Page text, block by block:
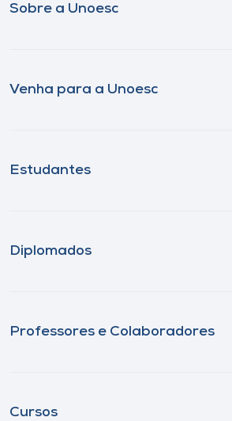
Sobre a Unoesc
Venha para a Unoesc
Estudantes
Diplomados
Professores e Colaboradores
Cursos